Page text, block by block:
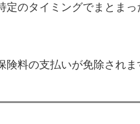
のタイミングでまとま
料の支払いが免除されま